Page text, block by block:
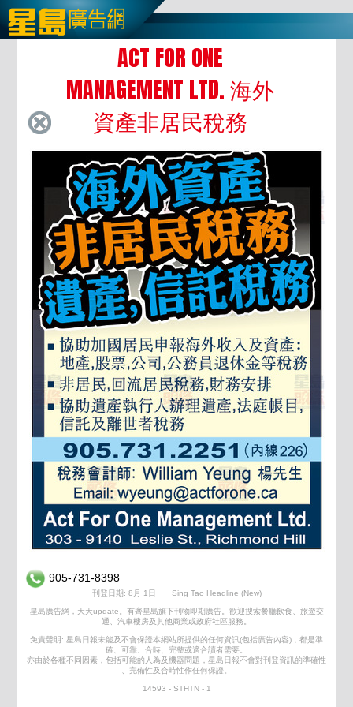
ACT FOR ONE
MANAGEMENT LTD. 海外
資產非居民稅務
905-731-8398
刊登日期: 8月 1日 Sing Tao Headline (New)
星島廣告網，天天update。有齊星島旗下刊物即期廣告。歡迎搜索餐廳飲食、旅遊交
通、汽車樓房及其他商業或政府社區服務。
免責聲明: 星島日報未能及不會保證本網站所提供的任何資訊(包括廣告內容)，都是準
確、可靠、合時、完整或適合讀者需要。
亦由於各種不同因素，包括可能的人為及機器問題，星島日報不會對刊登資訊的準確性
、完備性及合時性作任何保證。
14593 - STHTN - 1